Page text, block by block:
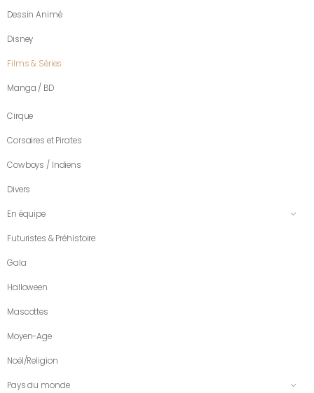
Dessin Animé
Disney
Films & Séries
Manga / BD
Cirque
Corsaires et Pirates
Cowboys / Indiens
Divers
En équipe
Futuristes & Préhistoire
Gala
Halloween
Mascottes
Moyen-Age
Noël/Religion
Pays du monde